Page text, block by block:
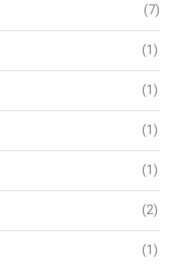
(7)
(1)
(1)
(1)
(1)
(2)
(1)